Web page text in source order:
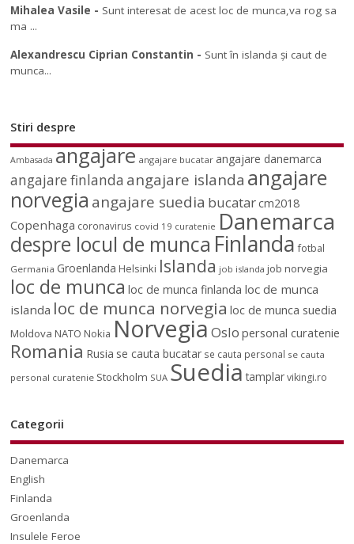
Mihalea Vasile - Sunt interesat de acest loc de munca,va rog sa
ma ...
Alexandrescu Ciprian Constantin - Sunt în islanda și caut de
munca...
Stiri despre
Ambasada angajare angajare bucatar angajare danemarca
angajare finlanda angajare islanda angajare
norvegia angajare suedia bucatarcm2018
Copenhaga coronavirus covid 19 curatenie Danemarca
despre locul de munca Finlanda fotbal
Germania Groenlanda Helsinki Islanda job islanda job norvegia
loc de munca loc de munca finlanda loc de munca
islanda loc de munca norvegia loc de munca suedia
Moldova NATO Nokia NorvegiaOslo personal curatenie
Romania Rusia se cauta bucatar se cauta personal se cauta
personal curatenie Stockholm SUA Suedia tamplar vikingi.ro
Categorii
Danemarca
English
Finlanda
Groenlanda
Insulele Feroe